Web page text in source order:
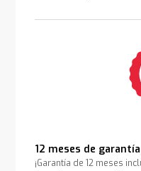
12 meses de garantía
¡Garantía de 12 meses